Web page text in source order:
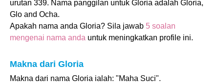
urutan 339. Nama panggilan untuk Gloria adalah Gloria,
Glo and Ocha.
Apakah nama anda Gloria? Sila jawab 5 soalan
mengenai nama anda untuk meningkatkan profile ini.
Makna dari Gloria
Makna dari nama Gloria ialah: "Maha Suci".